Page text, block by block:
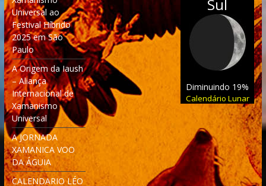
Universal ao
Festival Híbrido
2025 em São
Paulo
A Origem da Iaush
– Aliança
Internacional de
Xamanismo
Universal
A JORNADA
XAMANICA VOO
DA ÁGUIA
CALENDARIO LÉO
Sul
Diminuindo 19%
Calendário Lunar